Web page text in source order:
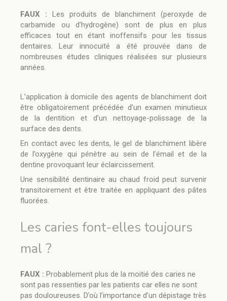
FAUX : Les produits de blanchiment (peroxyde de
carbamide ou d’hydrogène) sont de plus en plus
efficaces tout en étant inoffensifs pour les tissus
dentaires. Leur innocuité a été prouvée dans de
nombreuses études cliniques réalisées sur plusieurs
années.
L’application à domicile des agents de blanchiment doit
être obligatoirement précédée d’un examen minutieux
de la dentition et d’un nettoyage-polissage de la
surface des dents.
En contact avec les dents, le gel de blanchiment libère
de l’oxygène qui pénètre au sein de l’émail et de la
dentine provoquant leur éclaircissement.
Une sensibilité dentinaire au chaud froid peut survenir
transitoirement et être traitée en appliquant des pâtes
fluorées.
Les caries font-elles toujours
mal ?
FAUX : Probablement plus de la moitié des caries ne
sont pas ressenties par les patients car elles ne sont
pas douloureuses. D’où l’importance d’un dépistage très